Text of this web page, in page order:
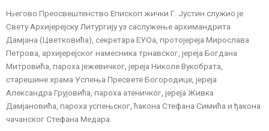
Његово Преосвештенство Епископ жички Г. Јустин служио је
Свету Архијерејску Литургију уз саслужење архимандрита
Дамјана (Цветковића), секретара ЕУОа, протојереја Мирослава
Петрова, архијерејског намесника трнавског, јереја Богдана
Митровића, пароха јежевичког, јереја Николе Вукобрата,
старешине храма Успења Пресвете Богородице, јереја
Александра Грујовића, пароха атеничког, јереја Живка
Дамјановића, пароха успењског, ћакона Стефана Симића и ђакона
чачанског Стефана Медара.